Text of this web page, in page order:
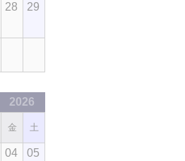
28 29
2026
金 土
04 05